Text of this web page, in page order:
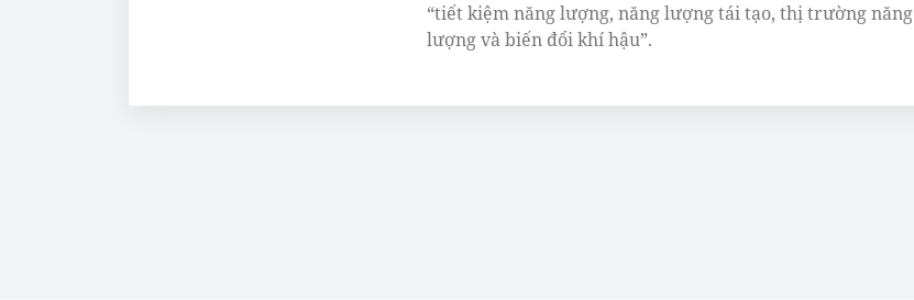
“tiết kiệm năng lượng, năng lượng tái tạo, thị trường năng
lượng và biến đổi khí hậu”.